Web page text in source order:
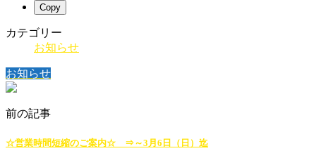
Copy
カテゴリー
お知らせ
お知らせ
前の記事
☆営業時間短縮のご案内☆ ⇒～3月6日（日）迄